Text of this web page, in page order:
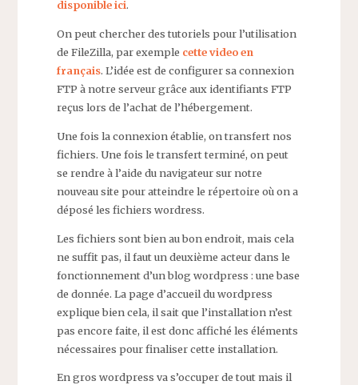
disponible ici.
On peut chercher des tutoriels pour l’utilisation
de FileZilla, par exemple cette video en
français. L’idée est de configurer sa connexion
FTP à notre serveur grâce aux identifiants FTP
reçus lors de l’achat de l’hébergement.
Une fois la connexion établie, on transfert nos
fichiers. Une fois le transfert terminé, on peut
se rendre à l’aide du navigateur sur notre
nouveau site pour atteindre le répertoire où on a
déposé les fichiers wordress.
Les fichiers sont bien au bon endroit, mais cela
ne suffit pas, il faut un deuxième acteur dans le
fonctionnement d’un blog wordpress : une base
de donnée. La page d’accueil du wordpress
explique bien cela, il sait que l’installation n’est
pas encore faite, il est donc affiché les éléments
nécessaires pour finaliser cette installation.
En gros wordpress va s’occuper de tout mais il